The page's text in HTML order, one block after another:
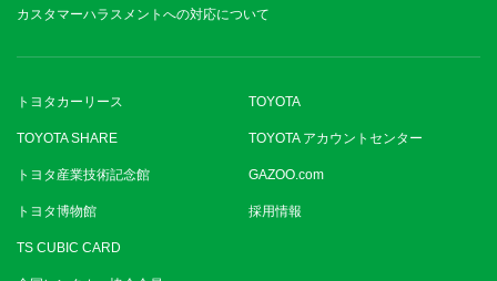
カスタマーハラスメントへの対応について
トヨタカーリース TOYOTA
TOYOTA SHARE TOYOTA アカウントセンター
トヨタ産業技術記念館 GAZOO.com
トヨタ博物館 採用情報
TS CUBIC CARD